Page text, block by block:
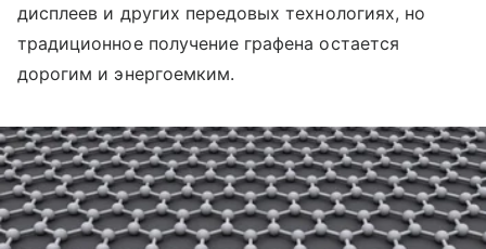
дисплеев и других передовых технологиях, но
традиционное получение графена остается
дорогим и энергоемким.